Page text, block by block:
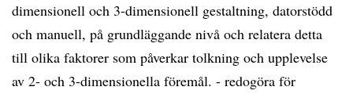
dimensionell och 3-dimensionell gestaltning, datorstödd
och manuell, på grundläggande nivå och relatera detta
till olika faktorer som påverkar tolkning och upplevelse
av 2- och 3-dimensionella föremål. - redogöra för